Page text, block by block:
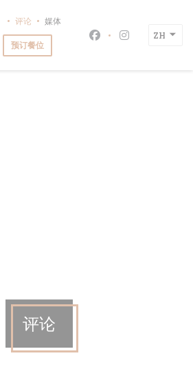
评论 媒体
预订餐位 Facebook ((在新窗
Instagram ((
ZH
评论